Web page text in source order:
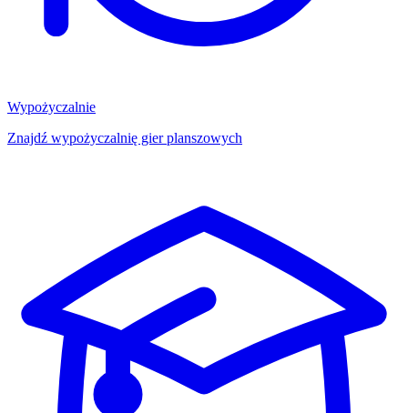
Wypożyczalnie
Znajdź wypożyczalnię gier planszowych